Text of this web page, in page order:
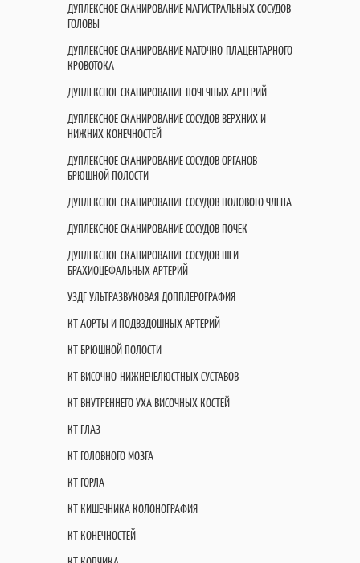
ДУПЛЕКСНОЕ СКАНИРОВАНИЕ МАГИСТРАЛЬНЫХ СОСУДОВ
ГОЛОВЫ
ДУПЛЕКСНОЕ СКАНИРОВАНИЕ МАТОЧНО-ПЛАЦЕНТАРНОГО
КРОВОТОКА
ДУПЛЕКСНОЕ СКАНИРОВАНИЕ ПОЧЕЧНЫХ АРТЕРИЙ
ДУПЛЕКСНОЕ СКАНИРОВАНИЕ СОСУДОВ ВЕРХНИХ И
НИЖНИХ КОНЕЧНОСТЕЙ
ДУПЛЕКСНОЕ СКАНИРОВАНИЕ СОСУДОВ ОРГАНОВ
БРЮШНОЙ ПОЛОСТИ
ДУПЛЕКСНОЕ СКАНИРОВАНИЕ СОСУДОВ ПОЛОВОГО ЧЛЕНА
ДУПЛЕКСНОЕ СКАНИРОВАНИЕ СОСУДОВ ПОЧЕК
ДУПЛЕКСНОЕ СКАНИРОВАНИЕ СОСУДОВ ШЕИ
БРАХИОЦЕФАЛЬНЫХ АРТЕРИЙ
УЗДГ УЛЬТРАЗВУКОВАЯ ДОППЛЕРОГРАФИЯ
КТ АОРТЫ И ПОДВЗДОШНЫХ АРТЕРИЙ
КТ БРЮШНОЙ ПОЛОСТИ
КТ ВИСОЧНО-НИЖНЕЧЕЛЮСТНЫХ СУСТАВОВ
КТ ВНУТРЕННЕГО УХА ВИСОЧНЫХ КОСТЕЙ
КТ ГЛАЗ
КТ ГОЛОВНОГО МОЗГА
КТ ГОРЛА
КТ КИШЕЧНИКА КОЛОНОГРАФИЯ
КТ КОНЕЧНОСТЕЙ